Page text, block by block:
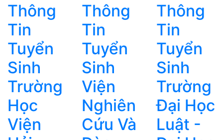
Thông
Tin
Tuyển
Sinh
Trường
Học
Viện
Thông
Tin
Tuyển
Sinh
Viện
Nghiên
Cứu Và
Thông
Tin
Tuyển
Sinh
Trường
Đại Học
Luật -